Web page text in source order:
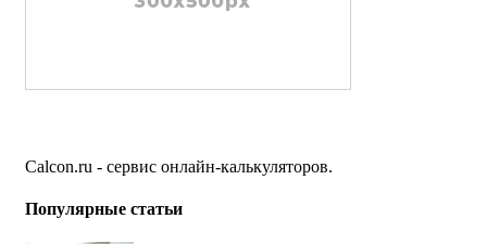
Calcon.ru - сервис онлайн-калькуляторов.
Популярные статьи